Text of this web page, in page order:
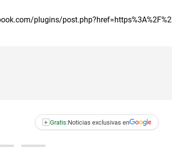
plugins/
+ Gratis:Noticias exclusivas en